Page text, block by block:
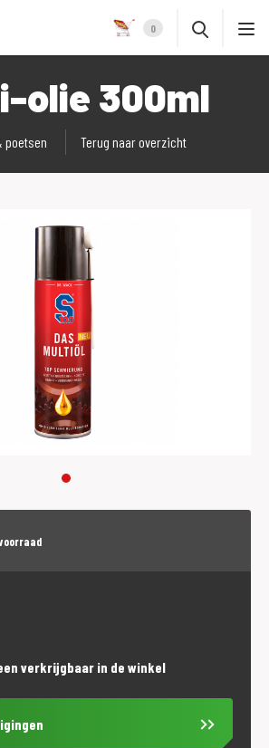
0
olie 300ml
poetsen Terug naar overzicht
verkrijgbaar in de winkel